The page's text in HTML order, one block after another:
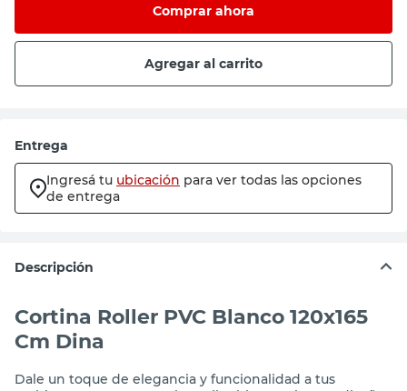
Comprar ahora
Agregar al carrito
Entrega
Ingresá tu ubicación para ver todas las opciones
de entrega
Descripción
Cortina Roller PVC Blanco 120x165
Cm Dina
Dale un toque de elegancia y funcionalidad a tus